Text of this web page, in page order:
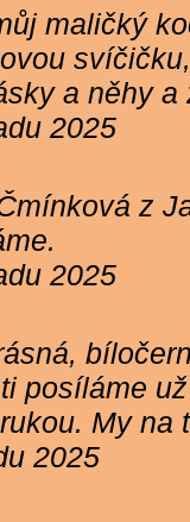
maličký
a něhy
2025
z
2025
posíláme
My na
2025